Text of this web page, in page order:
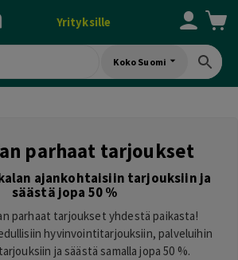
Yrityksille
Koko Suomi
parhaat tarjoukset
ajankohtaisiin tarjouksiin ja
säästä jopa 50 %
parhaat tarjoukset yhdestä paikasta!
hyvinvointitarjouksiin, palveluihin
ja säästä samalla jopa 50 %.